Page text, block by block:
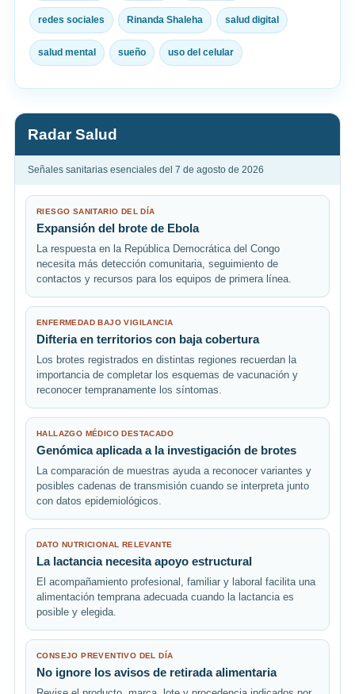
redes sociales Rinanda Shaleha salud digital
salud mental sueño uso del celular
Radar Salud
Señales sanitarias esenciales del 7 de agosto de 2026
RIESGO SANITARIO DEL DÍA
Expansión del brote de Ebola
La respuesta en la República Democrática del Congo
necesita más detección comunitaria, seguimiento de
contactos y recursos para los equipos de primera línea.
ENFERMEDAD BAJO VIGILANCIA
Difteria en territorios con baja cobertura
Los brotes registrados en distintas regiones recuerdan la
importancia de completar los esquemas de vacunación y
reconocer tempranamente los síntomas.
HALLAZGO MÉDICO DESTACADO
Genómica aplicada a la investigación de brotes
La comparación de muestras ayuda a reconocer variantes y
posibles cadenas de transmisión cuando se interpreta junto
con datos epidemiológicos.
DATO NUTRICIONAL RELEVANTE
La lactancia necesita apoyo estructural
El acompañamiento profesional, familiar y laboral facilita una
alimentación temprana adecuada cuando la lactancia es
posible y elegida.
CONSEJO PREVENTIVO DEL DÍA
No ignore los avisos de retirada alimentaria